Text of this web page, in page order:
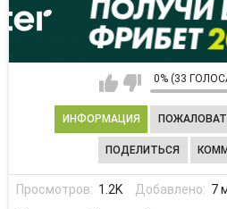
0% (33
ИНФОРМАЦИЯ
ПОДЕЛИТЬСЯ
Просмотров: 1.2K Добавлено: 7